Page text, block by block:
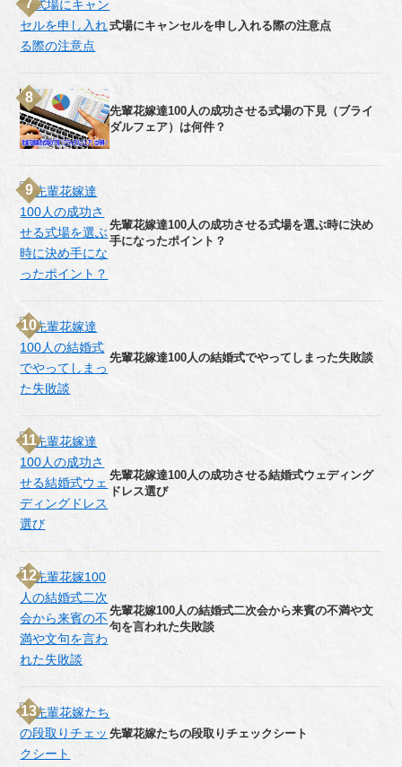
式場にキャンセルを申し入れる際の注意点
先輩花嫁達100人の成功させる式場の下見（ブライ
ダルフェア）は何件？
先輩花嫁達100人の成功させる式場を選ぶ時に決め
手になったポイント？
先輩花嫁達100人の結婚式でやってしまった失敗談
先輩花嫁達100人の成功させる結婚式ウェディング
ドレス選び
先輩花嫁100人の結婚式二次会から来賓の不満や文
句を言われた失敗談
先輩花嫁たちの段取りチェックシート